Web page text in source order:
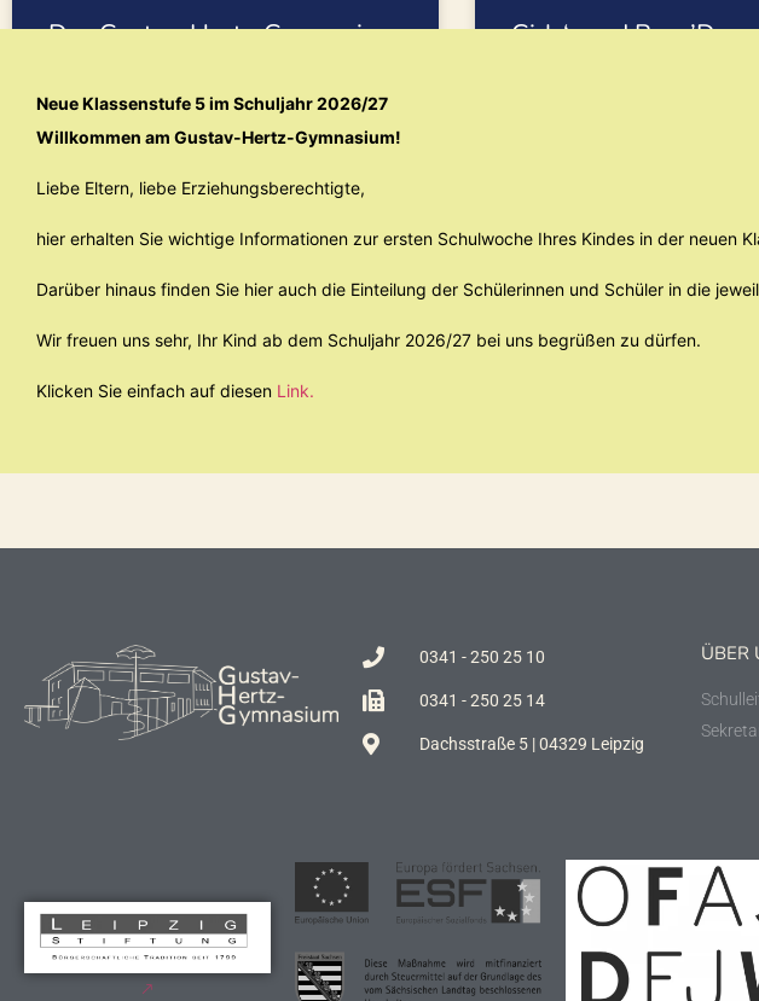
Das Gustav-Hertz-Gymnasium
Ukraine
Angesichts der schockierenden Ereignisse und
verheerenden Anschläge der letzten Wochen im
Ukraine-Krieg drückt das GHG seine Solidarität
gegenüber dem ukrainischen Volk aus. „In
Girls‘- und Boys’Day
0341 - 250 25 10
0341 - 250 25 14
Dachsstraße 5 | 04329 Leipzig
ÜBER
Neue Klassenstufe 5 im Schuljahr 2026/27
Willkommen am Gustav-Hertz-Gymnasium!
Liebe Eltern, liebe Erziehungsberechtigte,
hier erhalten Sie wichtige Informationen zur ersten Schulwoche Ihres Kindes in der neuen
Darüber hinaus finden Sie hier auch die Einteilung der Schülerinnen und Schüler in die
Wir freuen uns sehr, Ihr Kind ab dem Schuljahr 2026/27 bei uns begrüßen zu dürfen.
Klicken Sie einfach auf diesen Link.